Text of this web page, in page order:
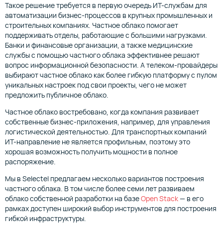
Такое решение требуется в первую очередь ИТ-службам для
автоматизации бизнес-процессов в крупных промышленных и
строительных компаниях. Частное облако помогает
поддерживать отделы, работающие с большими нагрузками.
Банки и финансовые организации, а также медицинские
службы с помощью частного облака эффективнее решают
вопрос информационной безопасности. А телеком-провайдеры
выбирают частное облако как более гибкую платформу с пулом
уникальных настроек под свои проекты, чего не может
предложить публичное облако.
Частное облако востребовано, когда компания развивает
собственные бизнес-приложения, например, для управления
логистической деятельностью. Для транспортных компаний
ИТ-направление не является профильным, поэтому это
хорошая возможность получить мощности в полное
распоряжение.
Мы в Selectel предлагаем несколько вариантов построения
частного облака. В том числе более семи лет развиваем
облако собственной разработки на базеOpen Stack— в его
рамках доступен широкий выбор инструментов для построения
гибкой инфраструктуры.